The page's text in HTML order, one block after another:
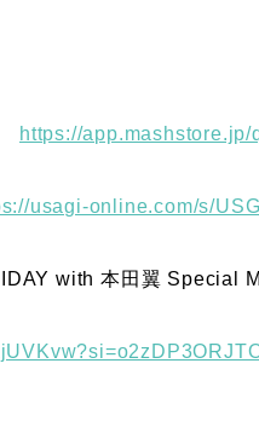
https://app.mashstore.jp/
usagi-online.com/s/
with 本田翼 Special